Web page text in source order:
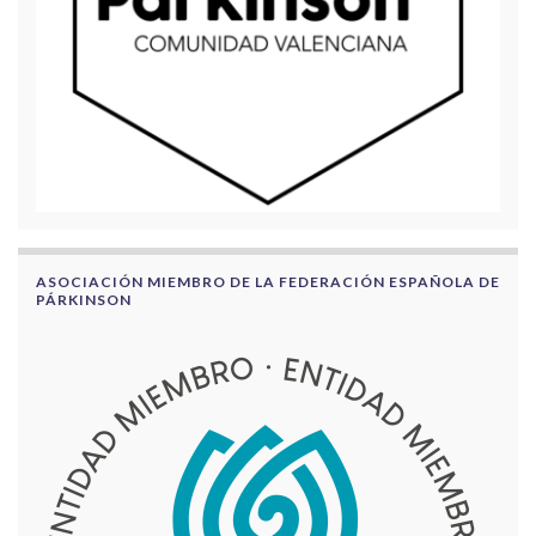
ASOCIACIÓN MIEMBRO DE LA FEDERACIÓN ESPAÑOLA DE
PÁRKINSON